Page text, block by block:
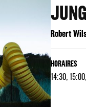
Robert
HORAIRES
14:30,